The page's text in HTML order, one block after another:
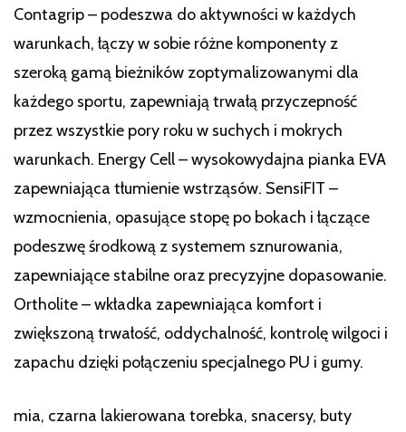
Contagrip – podeszwa do aktywności w każdych
warunkach, łączy w sobie różne komponenty z
szeroką gamą bieżników zoptymalizowanymi dla
każdego sportu, zapewniają trwałą przyczepność
przez wszystkie pory roku w suchych i mokrych
warunkach. Energy Cell – wysokowydajna pianka EVA
zapewniająca tłumienie wstrząsów. SensiFIT –
wzmocnienia, opasujące stopę po bokach i łączące
podeszwę środkową z systemem sznurowania,
zapewniające stabilne oraz precyzyjne dopasowanie.
Ortholite – wkładka zapewniająca komfort i
zwiększoną trwałość, oddychalność, kontrolę wilgoci i
zapachu dzięki połączeniu specjalnego PU i gumy.
mia, czarna lakierowana torebka, snacersy, buty